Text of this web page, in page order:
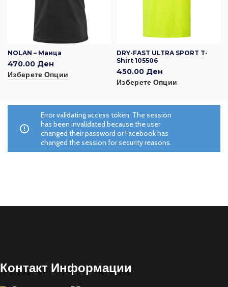
NOLAN – Маица
470.00 Ден
Изберете Опции
DRY-FAST ULTRA SPORT T-
Shirt 105506
450.00 Ден
Изберете Опции
Error validating access token: The session
has been invalidated because the user
changed their password or Facebook has
changed the session for security reasons.
Контакт Информации